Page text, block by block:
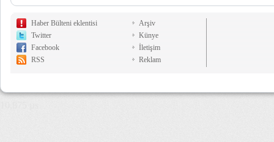
Haber Bülteni eklentisi
Twitter
Facebook
RSS
Arşiv
Künye
İletişim
Reklam